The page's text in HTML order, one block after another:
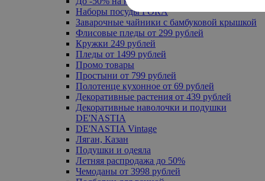
Наборы посуды FORA
Заварочные чайники с бамбуковой крышкой
Флисовые пледы от 299 рублей
Кружки 249 рублей
Пледы от 1499 рублей
Промо товары
Простыни от 799 рублей
Полотенце кухонное от 69 рублей
Декоративные растения от 439 рублей
Декоративные наволочки и подушки
DE'NASTIA
DE'NASTIA Vintage
Ляган, Казан
Подушки и одеяла
Летняя распродажа до 50%
Чемоданы от 3998 рублей